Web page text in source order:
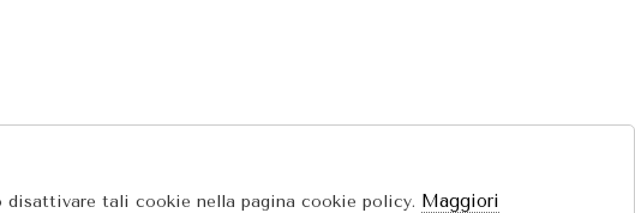
tali cookie nella pagina cookie policy. Maggiori